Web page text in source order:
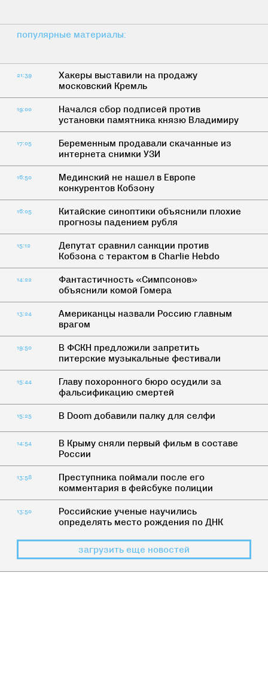
популярные материалы:
21:39
Хакеры выставили на продажу
московский Кремль
19:00
Начался сбор подписей против
установки памятника князю Владимиру
17:05
Беременным продавали скачанные из
интернета снимки УЗИ
16:50
Мединский не нашел в Европе
конкурентов Кобзону
16:05
Китайские синоптики объяснили плохие
прогнозы падением рубля
15:12
Депутат сравнил санкции против
Кобзона с терактом в Charlie Hebdo
14:22
Фантастичность «Симпсонов»
объяснили комой Гомера
13:24
Американцы назвали Россию главным
врагом
19:50
В ФСКН предложили запретить
питерские музыкальные фестивали
15:44
Главу похоронного бюро осудили за
фальсификацию смертей
15:25 В Doom добавили палку для селфи
14:54
В Крыму сняли первый фильм в составе
России
13:58
Преступника поймали после его
комментария в фейсбуке полиции
13:50
Российские ученые научились
определять место рождения по ДНК
загрузить еще новостей